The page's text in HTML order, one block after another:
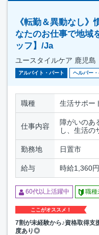
《転勤＆異動なし
なたのお仕事で地域
ッフ】/Ja
ユースタイルケア 鹿児島
アルバイト・パート ヘルパー
職種 生活サポー
仕事内容
障がいのあ
し、生活の
勤務地 日置市
給与 時給1,360
60代以上活躍中 職種
ここがオススメ！
7割が未経験から♪資格取得支
度あり◎